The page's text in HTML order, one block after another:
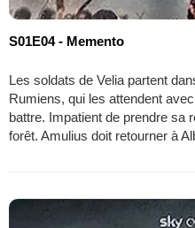
S01E04 - Memento
Les soldats de Velia partent
Rumiens, qui les attendent
battre. Impatient de prendre sa
forêt. Amulius doit retourner à